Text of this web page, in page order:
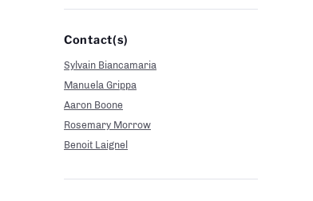
Contact(s)
Sylvain Biancamaria
Manuela Grippa
Aaron Boone
Rosemary Morrow
Benoit Laignel